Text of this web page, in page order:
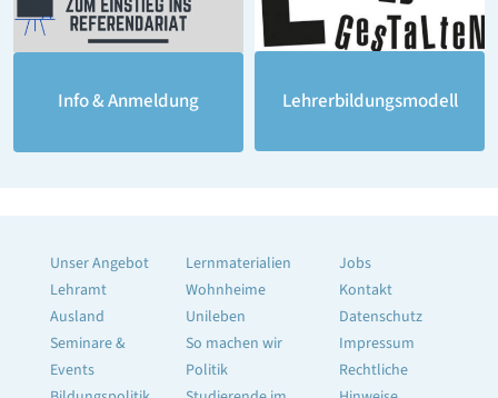
Info & Anmeldung Lehrerbildungsmodell
Unser Angebot
Lehramt
Ausland
Seminare &
Events
Lernmaterialien
Wohnheime
Unileben
So machen wir
Politik
Jobs
Kontakt
Datenschutz
Impressum
Rechtliche